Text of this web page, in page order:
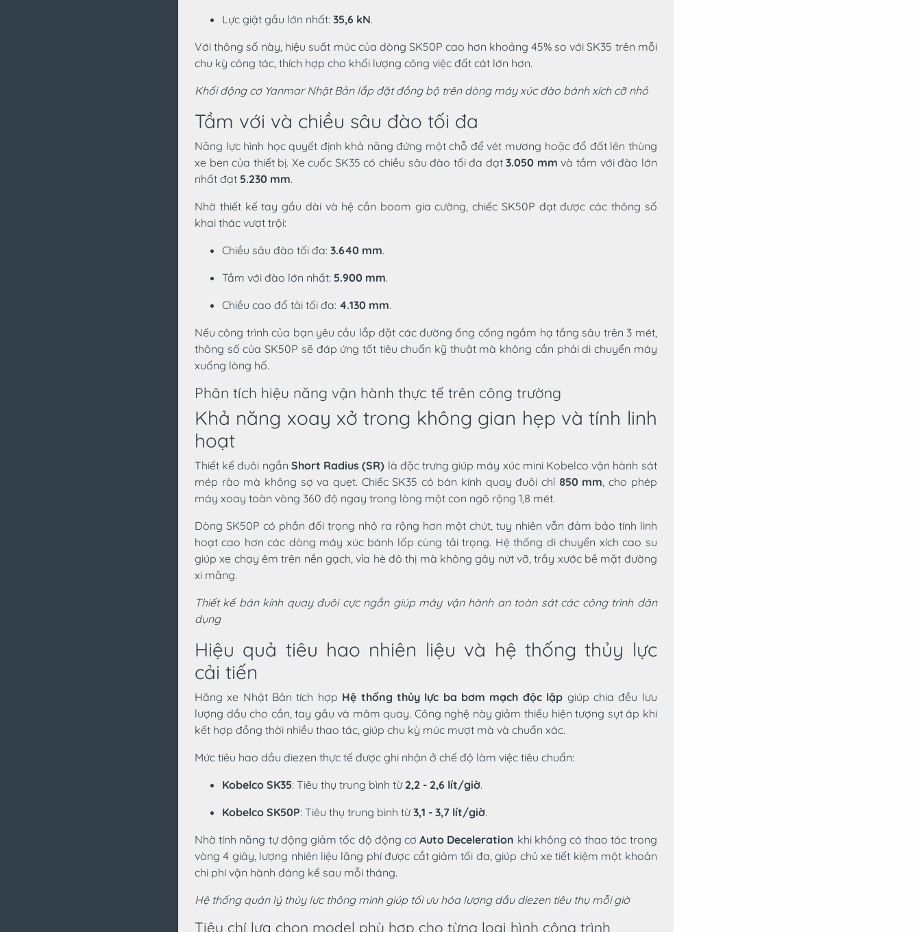
Lực giật gầu lớn nhất: 35,6 kN.
Với thông số này, hiệu suất múc của dòng SK50P cao hơn khoảng 45% so với SK35 trên mỗi
chu kỳ công tác, thích hợp cho khối lượng công việc đất cát lớn hơn.
Khối động cơ Yanmar Nhật Bản lắp đặt đồng bộ trên dòng máy xúc đào bánh xích cỡ nhỏ
Tầm với và chiều sâu đào tối đa
Năng lực hình học quyết định khả năng đứng một chỗ để vét mương hoặc đổ đất lên thùng
xe ben của thiết bị. Xe cuốc SK35 có chiều sâu đào tối đa đạt3.050 mm và tầm với đào lớn
nhất đạt 5.230 mm.
Nhờ thiết kế tay gầu dài và hệ cần boom gia cường, chiếc SK50P đạt được các thông số
khai thác vượt trội:
Chiều sâu đào tối đa: 3.640 mm.
Tầm với đào lớn nhất: 5.900 mm.
Chiều cao đổ tải tối đa: 4.130 mm.
Nếu công trình của bạn yêu cầu lắp đặt các đường ống cống ngầm hạ tầng sâu trên 3 mét,
thông số của SK50P sẽ đáp ứng tốt tiêu chuẩn kỹ thuật mà không cần phải di chuyển máy
xuống lòng hố.
Phân tích hiệu năng vận hành thực tế trên công trường
Khả năng xoay xở trong không gian hẹp và tính linh
hoạt
Thiết kế đuôi ngắn Short Radius (SR) là đặc trưng giúp máy xúc mini Kobelco vận hành sát
mép rào mà không sợ va quẹt. Chiếc SK35 có bán kính quay đuôi chỉ 850 mm, cho phép
máy xoay toàn vòng 360 độ ngay trong lòng một con ngõ rộng 1,8 mét.
Dòng SK50P có phần đối trọng nhô ra rộng hơn một chút, tuy nhiên vẫn đảm bảo tính linh
hoạt cao hơn các dòng máy xúc bánh lốp cùng tải trọng. Hệ thống di chuyển xích cao su
giúp xe chạy êm trên nền gạch, vỉa hè đô thị mà không gây nứt vỡ, trầy xước bề mặt đường
xi măng.
Thiết kế bán kính quay đuôi cực ngắn giúp máy vận hành an toàn sát các công trình dân
dụng
Hiệu quả tiêu hao nhiên liệu và hệ thống thủy lực
cải tiến
Hãng xe Nhật Bản tích hợp Hệ thống thủy lực ba bơm mạch độc lập giúp chia đều lưu
lượng dầu cho cần, tay gầu và mâm quay. Công nghệ này giảm thiểu hiện tượng sụt áp khi
kết hợp đồng thời nhiều thao tác, giúp chu kỳ múc mượt mà và chuẩn xác.
Mức tiêu hao dầu diezen thực tế được ghi nhận ở chế độ làm việc tiêu chuẩn:
Kobelco SK35: Tiêu thụ trung bình từ 2,2 - 2,6 lít/giờ.
Kobelco SK50P: Tiêu thụ trung bình từ3,1 - 3,7 lít/giờ.
Nhờ tính năng tự động giảm tốc độ động cơAuto Deceleration khi không có thao tác trong
vòng 4 giây, lượng nhiên liệu lãng phí được cắt giảm tối đa, giúp chủ xe tiết kiệm một khoản
chi phí vận hành đáng kể sau mỗi tháng.
Hệ thống quản lý thủy lực thông minh giúp tối ưu hóa lượng dầu diezen tiêu thụ mỗi giờ
Tiêu chí lựa chọn model phù hợp cho từng loại hình công trình